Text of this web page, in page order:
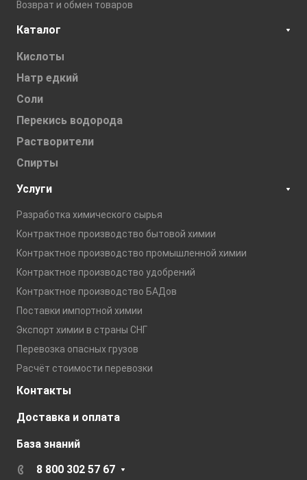
Возврат и обмен товаров
Каталог
Кислоты
Натр едкий
Соли
Перекись водорода
Растворители
Спирты
Услуги
Разработка химического сырья
Контрактное производство бытовой химии
Контрактное производство промышленной химии
Контрактное производство удобрений
Контрактное производство БАДов
Поставки импортной химии
Экспорт химии в страны СНГ
Перевозка опасных грузов
Расчёт стоимости перевозки
Контакты
Доставка и оплата
База знаний
8 800 302 57 67